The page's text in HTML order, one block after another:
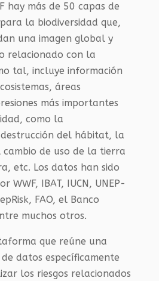
hay más de 50 capas de
la biodiversidad que,
una imagen global y
relacionado con la
tal, incluye información
áreas
más importantes
como la
del hábitat, la
de uso de la tierra
etc. Los datos han sido
WWF, IBAT, IUCN, UNEP-
FAO, el Banco
muchos otros.
que reúne una
datos específicamente
los riesgos relacionados